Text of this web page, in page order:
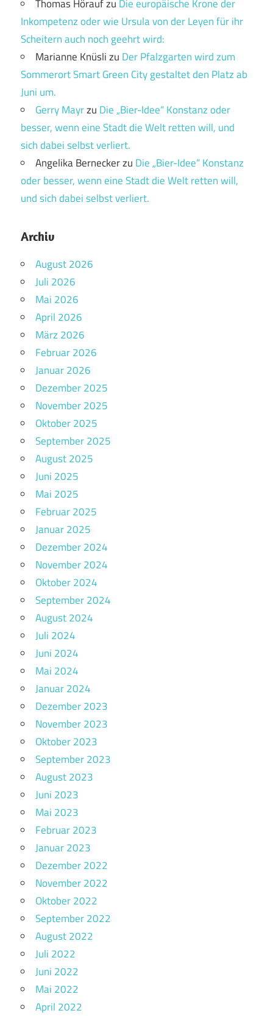
Thomas Höraufzu Die europäische Krone der
Inkompetenz oder wie Ursula von der Leyen für ihr
Scheitern auch noch geehrt wird:
Marianne Knüslizu Der Pfalzgarten wird zum
Sommerort Smart Green City gestaltet den Platz ab
Juni um.
Gerry Mayrzu Die „Bier-Idee“ Konstanz oder
besser, wenn eine Stadt die Welt retten will, und
sich dabei selbst verliert.
Angelika Berneckerzu Die „Bier-Idee“ Konstanz
oder besser, wenn eine Stadt die Welt retten will,
und sich dabei selbst verliert.
Archiv
August 2026
Juli 2026
Mai 2026
April 2026
März 2026
Februar 2026
Januar 2026
Dezember 2025
November 2025
Oktober 2025
September 2025
August 2025
Juni 2025
Mai 2025
Februar 2025
Januar 2025
Dezember 2024
November 2024
Oktober 2024
September 2024
August 2024
Juli 2024
Juni 2024
Mai 2024
Januar 2024
Dezember 2023
November 2023
Oktober 2023
September 2023
August 2023
Juni 2023
Mai 2023
Februar 2023
Januar 2023
Dezember 2022
November 2022
Oktober 2022
September 2022
August 2022
Juli 2022
Juni 2022
Mai 2022
April 2022